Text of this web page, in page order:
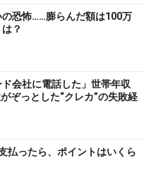
の恐怖……膨らんだ額は100万
？
ド会社に電話した」世帯年収
ぞっとした“クレカ”の失敗経
払ったら、ポイントはいくら